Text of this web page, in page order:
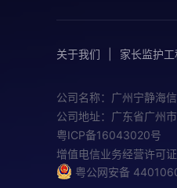
关于我们 家长监护工
公司名称：广州宁静海
公司地址：广东省广州
粤ICP备16043020号
增值电信业务经营许可证
粤公网安备